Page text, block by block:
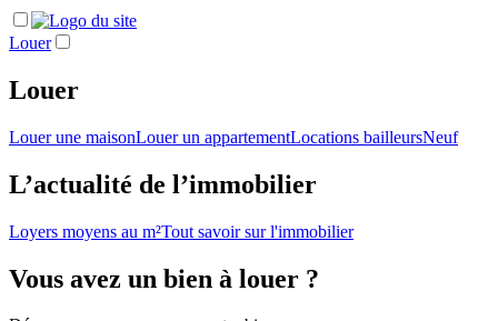
Louer
Louer
Louer une maisonLouer un appartementLocations bailleursNeuf
L’actualité de l’immobilier
Loyers moyens au m²Tout savoir sur l'immobilier
Vous avez un bien à louer ?